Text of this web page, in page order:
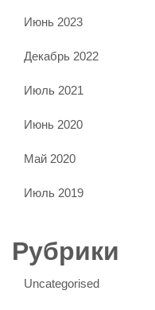
Июнь 2023
Декабрь 2022
Июль 2021
Июнь 2020
Май 2020
Июль 2019
Рубрики
Uncategorised